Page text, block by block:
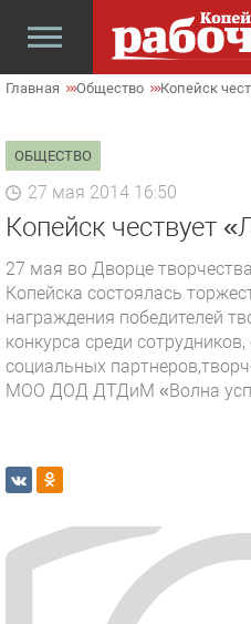
Главная Общество Копейск
ОБЩЕСТВО
27 мая 2014 16:50
Копейск чествует
27 мая во Дворце
Копейска состоялась
награждения победителей
конкурса среди
социальных
МОО ДОД ДТДиМ «Волна